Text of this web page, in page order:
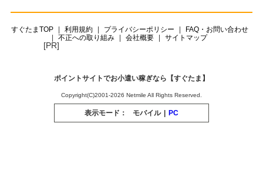
すぐたまTOP 利用規約 プライバシーポリシー
FAQ・お問い合わせ
不正への取り組み
会社概要 サイトマップ
[PR]
ポイントサイトでお小遣い稼ぎなら【すぐたま】
Copyright(C)2001-2026 Netmile All Rights Reserved.
表示モード： モバイル | PC